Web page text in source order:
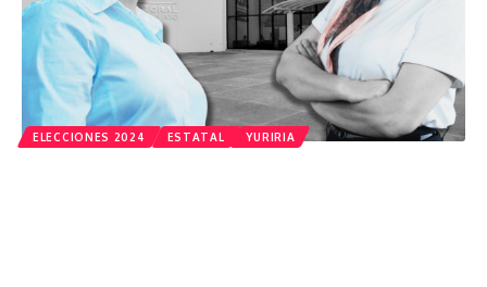
ELECCIONES 2024 ESTATAL YURIRIA